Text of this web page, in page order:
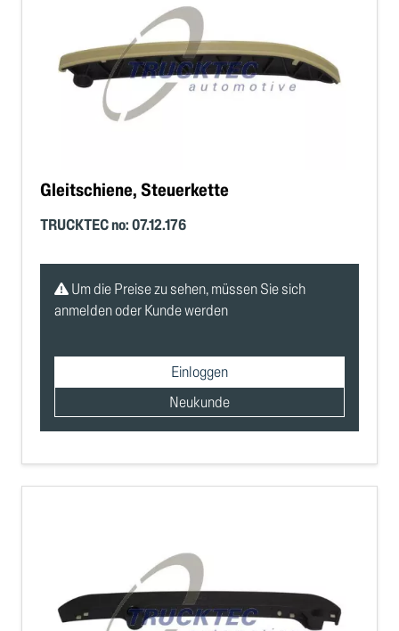
Gleitschiene, Steuerkette
TRUCKTEC no: 07.12.176
Um die Preise zu sehen, müssen Sie sich
anmelden oder Kunde werden
Einloggen
Neukunde